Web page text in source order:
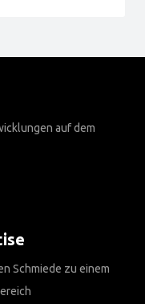
auf dem
Schmiede zu einem